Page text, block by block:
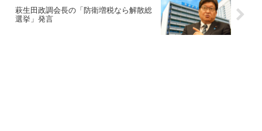
萩生田政調会長の「防衛増税なら解散総
選挙」発言